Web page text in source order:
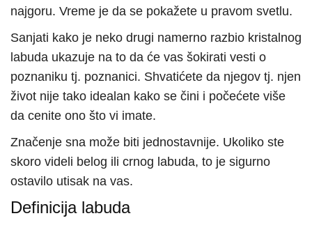
najgoru. Vreme je da se pokažete u pravom svetlu.
Sanjati kako je neko drugi namerno razbio kristalnog
labuda ukazuje na to da će vas šokirati vesti o
poznaniku tj. poznanici. Shvatićete da njegov tj. njen
život nije tako idealan kako se čini i počećete više
da cenite ono što vi imate.
Značenje sna može biti jednostavnije. Ukoliko ste
skoro videli belog ili crnog labuda, to je sigurno
ostavilo utisak na vas.
Definicija labuda